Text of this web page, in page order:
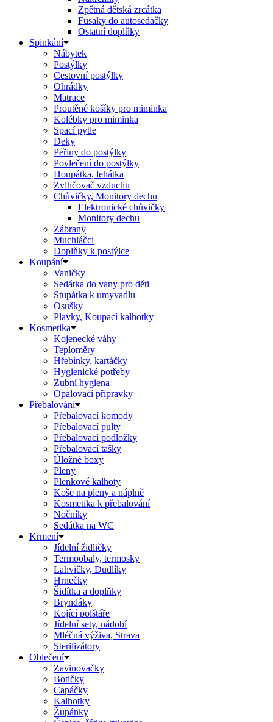
Zpětná dětská zrcátka
Fusaky do autosedačky
Ostatní doplňky
Spinkání
Nábytek
Postýlky
Cestovní postýlky
Ohrádky
Matrace
Proutěné košíky pro miminka
Kolébky pro miminka
Spací pytle
Deky
Peřiny do postýlky
Povlečení do postýlky
Houpátka, lehátka
Zvlhčovač vzduchu
Chůvičky, Monitory dechu
Elektronické chůvičky
Monitory dechu
Zábrany
Muchláčci
Doplňky k postýlce
Koupání
Vaničky
Sedátka do vany pro děti
Stupátka k umyvadlu
Osušky
Plavky, Koupací kalhotky
Kosmetika
Kojenecké váhy
Teploměry
Hřebínky, kartáčky
Hygienické potřeby
Zubní hygiena
Opalovací přípravky
Přebalování
Přebalovací komody
Přebalovací pulty
Přebalovací podložky
Přebalovací tašky
Úložné boxy
Pleny
Plenkové kalhoty
Koše na pleny a náplně
Kosmetika k přebalování
Nočníky
Sedátka na WC
Krmení
Jídelní židličky
Termoobaly, termosky
Lahvičky, Dudlíky
Hrnečky
Šidítka a doplňky
Bryndáky
Kojící polštáře
Jídelní sety, nádobí
Mléčná výživa, Strava
Sterilizátory
Oblečení
Zavinovačky
Botičky
Capáčky
Kalhotky
Župánky